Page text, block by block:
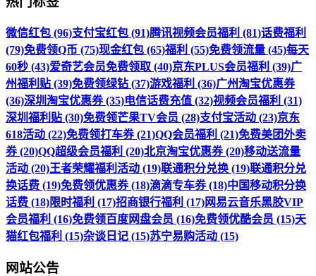
微信红包 (96)支付宝红包 (91)腾讯视频会员福利 (81)话费福利
(79)免费领Q币 (75)现金红包 (65)福利 (55)免费领流量 (45)每天
60秒 (43)爱奇艺会员免费领取 (40)京东PLUS会员福利 (39)广
州福利贴 (39)免费领绿钻 (37)游戏福利 (36)广州淘宝优惠券
(36)深圳淘宝优惠券 (35)电信话费充值 (32)视频会员福利 (31)
深圳福利贴 (30)免费领芒果TV会员 (28)支付宝活动 (23)京东
618活动 (22)免费领打车券 (21)QQ会员福利 (21)免费美团外卖
券 (20)QQ超级会员福利 (20)北京淘宝优惠券 (20)移动送流量
活动 (20)王者荣耀福利活动 (19)联通积分兑换 (19)联通积分兑
换话费 (19)免费领优惠券 (18)滴滴专车券 (18)中国移动积分换
话费 (18)限时福利 (17)招商银行福利 (17)网易云音乐黑胶VIP
会员福利 (16)免费领百度网盘会员 (16)免费领优酷会员 (15)天
猫红包福利 (15)杂谈日记 (15)苏宁易购活动 (15)
网站公告